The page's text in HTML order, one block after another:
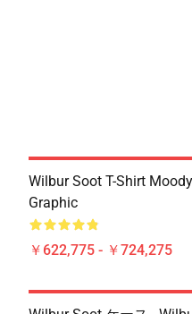
Wilbur Soot T-Shirt
Graphic
￥622,775 - ￥724,275